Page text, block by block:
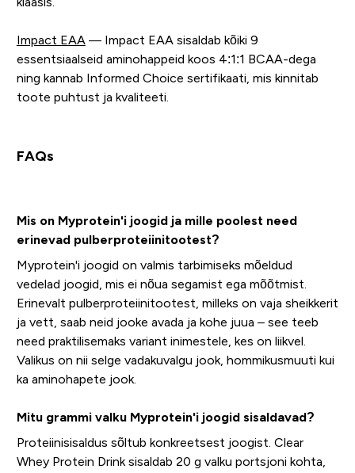
Impact EAA — Impact EAA sisaldab kõiki 9
essentsiaalseid aminohappeid koos 4:1:1 BCAA-dega
ning kannab Informed Choice sertifikaati, mis kinnitab
toote puhtust ja kvaliteeti.
FAQs
Mis on Myprotein'i joogid ja mille poolest need
erinevad pulberproteiinitootest?
Myprotein'i joogid on valmis tarbimiseks mõeldud
vedelad joogid, mis ei nõua segamist ega mõõtmist.
Erinevalt pulberproteiinitootest, milleks on vaja sheikkerit
ja vett, saab neid jooke avada ja kohe juua – see teeb
need praktilisemaks variant inimestele, kes on liikvel.
Valikus on nii selge vadakuvalgu jook, hommikusmuuti kui
ka aminohapete jook.
Mitu grammi valku Myprotein'i joogid sisaldavad?
Proteiinisisaldus sõltub konkreetsest joogist. Clear
Whey Protein Drink sisaldab 20 g valku portsjoni kohta,